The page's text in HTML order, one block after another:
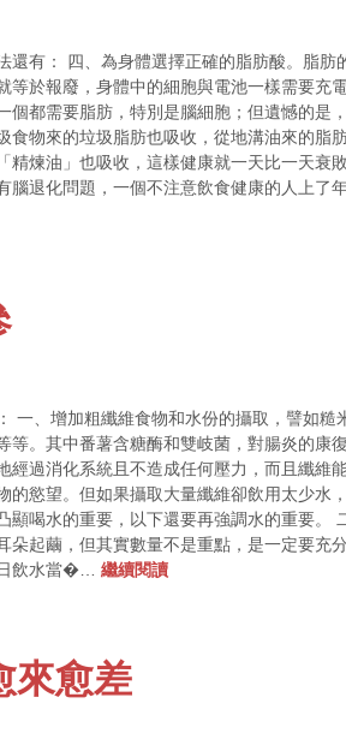
還有： 四、為身體選擇正確的脂肪酸。脂肪
等於報廢，身體中的細胞與電池一樣需要充
個都需要脂肪，特別是腦細胞；但遺憾的是
食物來的垃圾脂肪也吸收，從地溝油來的脂
精煉油」也吸收，這樣健康就一天比一天衰
腦退化問題，一個不注意飲食健康的人上了
一、增加粗纖維食物和水份的攝取，譬如糙
。其中番薯含糖酶和雙岐菌，對腸炎的康復
經過消化系統且不造成任何壓力，而且纖維
的慾望。但如果攝取大量纖維卻飲用太少水
顯喝水的重要，以下還要再強調水的重要。
朵起繭，但其實數量不是重點，是一定要充
飲水當�… 繼續閱讀
來愈差